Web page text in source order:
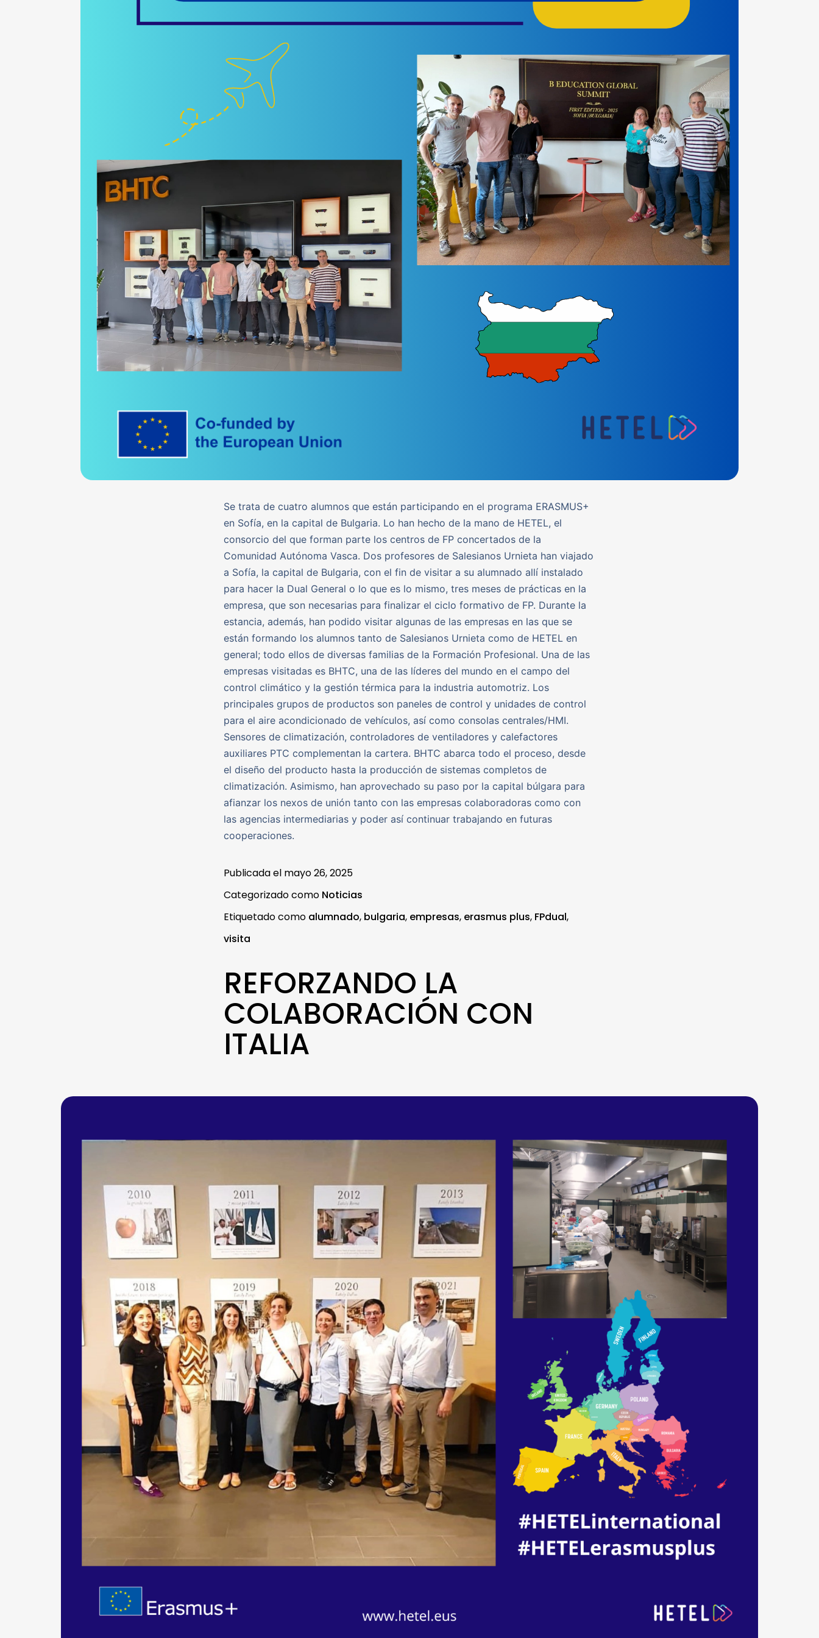
Se trata de cuatro alumnos que están participando en el programa ERASMUS+
en Sofía, en la capital de Bulgaria. Lo han hecho de la mano de HETEL, el
consorcio del que forman parte los centros de FP concertados de la
Comunidad Autónoma Vasca. Dos profesores de Salesianos Urnieta han viajado
a Sofía, la capital de Bulgaria, con el fin de visitar a su alumnado allí instalado
para hacer la Dual General o lo que es lo mismo, tres meses de prácticas en la
empresa, que son necesarias para finalizar el ciclo formativo de FP. Durante la
estancia, además, han podido visitar algunas de las empresas en las que se
están formando los alumnos tanto de Salesianos Urnieta como de HETEL en
general; todo ellos de diversas familias de la Formación Profesional. Una de las
empresas visitadas es BHTC, una de las líderes del mundo en el campo del
control climático y la gestión térmica para la industria automotriz. Los
principales grupos de productos son paneles de control y unidades de control
para el aire acondicionado de vehículos, así como consolas centrales/HMI.
Sensores de climatización, controladores de ventiladores y calefactores
auxiliares PTC complementan la cartera. BHTC abarca todo el proceso, desde
el diseño del producto hasta la producción de sistemas completos de
climatización. Asimismo, han aprovechado su paso por la capital búlgara para
afianzar los nexos de unión tanto con las empresas colaboradoras como con
las agencias intermediarias y poder así continuar trabajando en futuras
cooperaciones.
Publicada el mayo 26, 2025
Categorizado como Noticias
Etiquetado como alumnado, bulgaria, empresas, erasmus plus, FPdual,
visita
REFORZANDO LA
COLABORACIÓN CON
ITALIA